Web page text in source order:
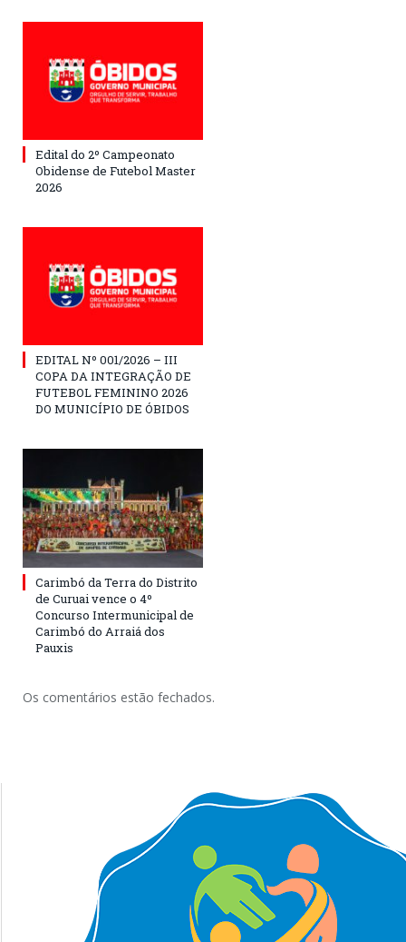
Edital do 2º Campeonato
Obidense de Futebol Master
2026
EDITAL Nº 001/2026 – III
COPA DA INTEGRAÇÃO DE
FUTEBOL FEMININO 2026
DO MUNICÍPIO DE ÓBIDOS
Carimbó da Terra do Distrito
de Curuai vence o 4º
Concurso Intermunicipal de
Carimbó do Arraiá dos
Pauxis
Os comentários estão fechados.